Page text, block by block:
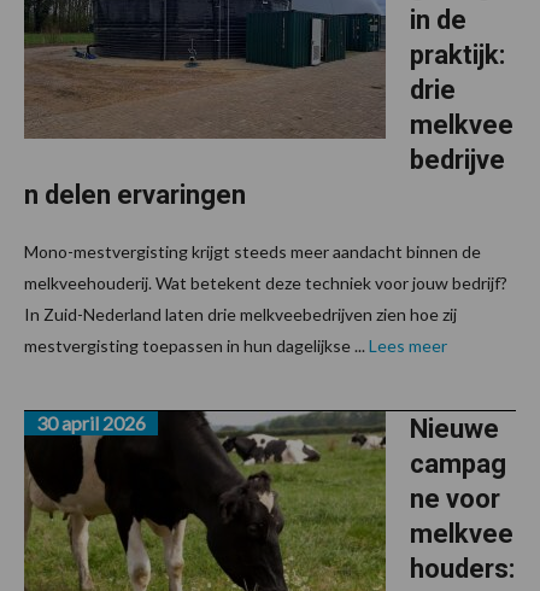
in de
praktijk:
drie
melkvee
bedrijve
n delen ervaringen
Mono-mestvergisting krijgt steeds meer aandacht binnen de
melkveehouderij. Wat betekent deze techniek voor jouw bedrijf?
In Zuid-Nederland laten drie melkveebedrijven zien hoe zij
mestvergisting toepassen in hun dagelijkse ... Lees meer
Nieuwe
campag
ne voor
melkvee
houders:
30 april 2026